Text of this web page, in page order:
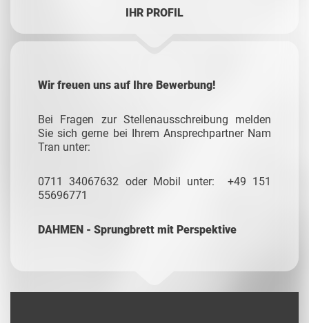
IHR PROFIL
Wir freuen uns auf Ihre Bewerbung!
Bei Fragen zur Stellenausschreibung melden
Sie sich gerne bei Ihrem Ansprechpartner Nam
Tran unter:
0711 34067632 oder Mobil unter: +49 151
55696771
DAHMEN - Sprungbrett mit Perspektive